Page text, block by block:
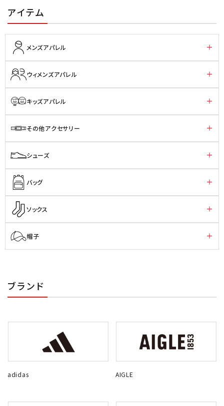
アイテム
メンズアパレル
ウィメンズアパレル
キッズアパレル
その他アクセサリー
シューズ
バッグ
ソックス
帽子
ブランド
adidas AIGLE